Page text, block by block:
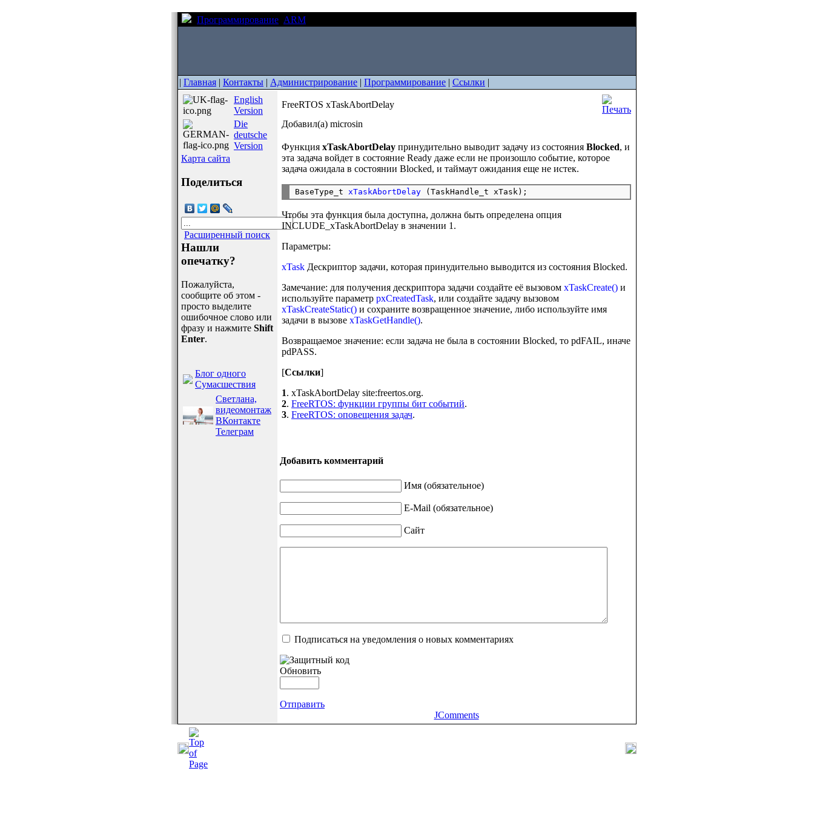
Программирование ARM
| Главная | Контакты | Администрирование | Программирование | Ссылки |
English
Version
Die
deutsche
Version
Карта сайта
Поделиться
Расширенный поиск
Нашли
опечатку?
Пожалуйста,
сообщите об этом -
просто выделите
ошибочное слово или
фразу и нажмите Shift
Enter.
Блог одного
Сумасшествия
Светлана,
видеомонтаж
ВКонтакте
Телеграм
FreeRTOS xTaskAbortDelay
Добавил(а) microsin
Функция xTaskAbortDelay принудительно выводит задачу из состояния Blocked, и
эта задача войдет в состояние Ready даже если не произошло событие, которое
задача ожидала в состоянии Blocked, и таймаут ожидания еще не истек.
BaseType_t xTaskAbortDelay
Чтобы эта функция была доступна, должна быть определена опция
INCLUDE_xTaskAbortDelay в значении 1.
Параметры:
xTask Дескриптор задачи, которая принудительно выводится из состояния Blocked.
Замечание: для получения дескриптора задачи создайте её вызовом xTaskCreate() и
используйте параметр pxCreatedTask, или создайте задачу вызовом
xTaskCreateStatic() и сохраните возвращенное значение, либо используйте имя
задачи в вызове xTaskGetHandle().
Возвращаемое значение: если задача не была в состоянии Blocked, то pdFAIL, иначе
pdPASS.
[Ссылки]
1. xTaskAbortDelay site:freertos.org.
2. FreeRTOS: функции группы бит событий.
3. FreeRTOS: оповещения задач.
Добавить комментарий
Имя (обязательное)
E-Mail (обязательное)
Сайт
Подписаться на уведомления о новых комментариях
Обновить
Отправить
JComments